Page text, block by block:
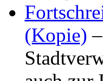
(Kopie)